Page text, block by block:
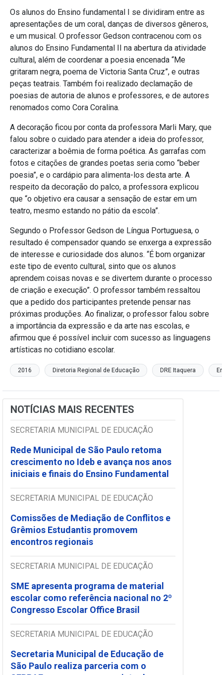
Os alunos do Ensino fundamental I se dividiram entre as
apresentações de um coral, danças de diversos gêneros,
e um musical. O professor Gedson contracenou com os
alunos do Ensino Fundamental II na abertura da atividade
cultural, além de coordenar a poesia encenada “Me
gritaram negra, poema de Victoria Santa Cruz”, e outras
peças teatrais. Também foi realizado declamação de
poesias de autoria de alunos e professores, e de autores
renomados como Cora Coralina.
A decoração ficou por conta da professora Marli Mary, que
falou sobre o cuidado para atender a ideia do professor,
caracterizar a boêmia de forma poética. As garrafas com
fotos e citações de grandes poetas seria como “beber
poesia”, e o cardápio para alimenta-los desta arte. A
respeito da decoração do palco, a professora explicou
que “o objetivo era causar a sensação de estar em um
teatro, mesmo estando no pátio da escola”.
Segundo o Professor Gedson de Língua Portuguesa, o
resultado é compensador quando se enxerga a expressão
de interesse e curiosidade dos alunos. “É bom organizar
este tipo de evento cultural, sinto que os alunos
aprendem coisas novas e se divertem durante o processo
de criação e execução”. O professor também ressaltou
que a pedido dos participantes pretende pensar nas
próximas produções. Ao finalizar, o professor falou sobre
a importância da expressão e da arte nas escolas, e
afirmou que é possível incluir com sucesso as linguagens
artísticas no cotidiano escolar.
2016 Diretoria Regional de Educação DRE Itaquera
NOTÍCIAS MAIS RECENTES
SECRETARIA MUNICIPAL DE EDUCAÇÃO
Rede Municipal de São Paulo retoma
crescimento no Ideb e avança nos anos
iniciais e finais do Ensino Fundamental
SECRETARIA MUNICIPAL DE EDUCAÇÃO
Comissões de Mediação de Conflitos e
Grêmios Estudantis promovem
encontros regionais
SECRETARIA MUNICIPAL DE EDUCAÇÃO
SME apresenta programa de material
escolar como referência nacional no 2º
Congresso Escolar Office Brasil
SECRETARIA MUNICIPAL DE EDUCAÇÃO
Secretaria Municipal de Educação de
São Paulo realiza parceria com o